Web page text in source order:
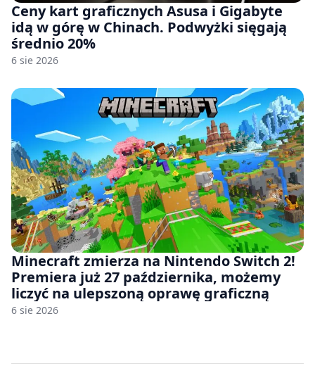
Ceny kart graficznych Asusa i Gigabyte
idą w górę w Chinach. Podwyżki sięgają
średnio 20%
6 sie 2026
Minecraft zmierza na Nintendo Switch 2!
Premiera już 27 października, możemy
liczyć na ulepszoną oprawę graficzną
6 sie 2026